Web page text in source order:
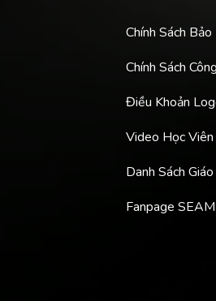
Chính Sách
Chính Sách
Điều Khoản
Video Học Viên
Danh Sách
Fanpage